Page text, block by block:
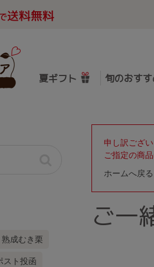
夏ギフト 旬のおすす
熟成むき栗
スト投函
申し訳ござい
ご指定の商
ホームへ戻る
ご一